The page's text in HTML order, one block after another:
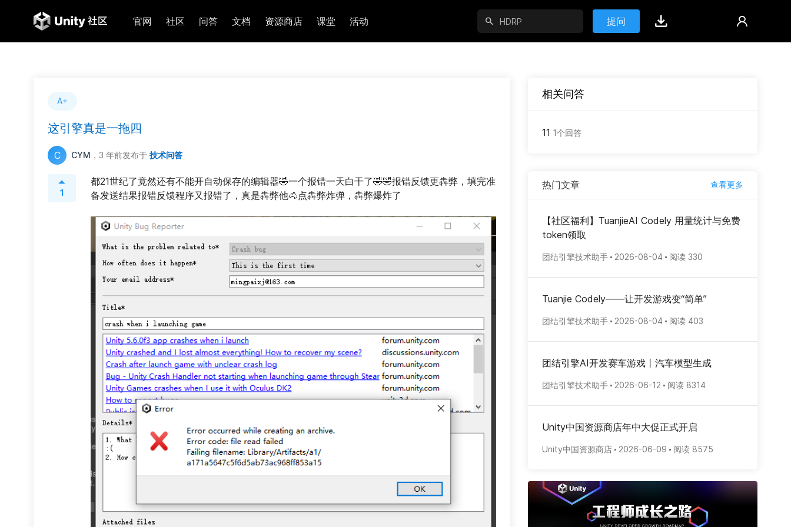
官网 社区 问答 文档 资源商店 课堂 活动 提问
A+
这引擎真是一拖四
C CYM ，3 年前发布于 技术问答
1
都21世纪了竟然还有不能开自动保存的编辑器🤣一个报错一天白干了🤣🤣报错反馈更犇弊，填完准
备发送结果报错反馈程序又报错了，真是犇弊他🐴点犇弊炸弹，犇弊爆炸了
相关问答
11 1个回答
热门文章 查看更多
【社区福利】TuanjieAI Codely 用量统计与免费
token领取
团结引擎技术助手 2026-08-04 阅读 330
Tuanjie Codely——让开发游戏变“简单”
团结引擎技术助手 2026-08-04 阅读 403
团结引擎AI开发赛车游戏丨汽车模型生成
团结引擎技术助手 2026-06-12 阅读 8314
Unity中国资源商店年中大促正式开启
Unity中国资源商店 2026-06-09 阅读 8575